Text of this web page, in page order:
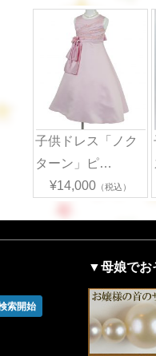
子供ドレス「ノク
ターン」ピ…
¥14,000 （税込）
▼母娘でお